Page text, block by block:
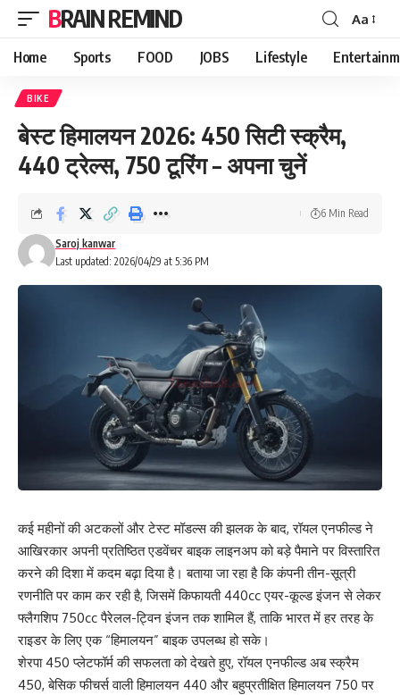
BRAIN REMIND
Font
Resizer
Aa
Home Sports FOOD JOBS Lifestyle
BIKE
बेस्ट हिमालयन 2026: 450 सिटी स्क्रैम,
440 ट्रेल्स, 750 टूरिंग – अपना चुनें
Last updated: 2026/04/29 at 5:36 PM
Saroj kanwar
6 Min Read
कई महीनों की अटकलों और टेस्ट मॉडल्स की झलक के बाद, रॉयल एनफील्ड ने
आखिरकार अपनी प्रतिष्ठित एडवेंचर बाइक लाइनअप को बड़े पैमाने पर विस्तारित
करने की दिशा में कदम बढ़ा दिया है। बताया जा रहा है कि कंपनी तीन-सूत्री
रणनीति पर काम कर रही है, जिसमें किफायती 440cc एयर-कूल्ड इंजन से लेकर
फ्लैगशिप 750cc पैरेलल-ट्विन इंजन तक शामिल हैं, ताकि भारत में हर तरह के
राइडर के लिए एक “हिमालयन” बाइक उपलब्ध हो सके।
शेरपा 450 प्लेटफॉर्म की सफलता को देखते हुए, रॉयल एनफील्ड अब स्क्रैम
450, बेसिक फीचर्स वाली हिमालयन 440 और बहुप्रतीक्षित हिमालयन 750 पर